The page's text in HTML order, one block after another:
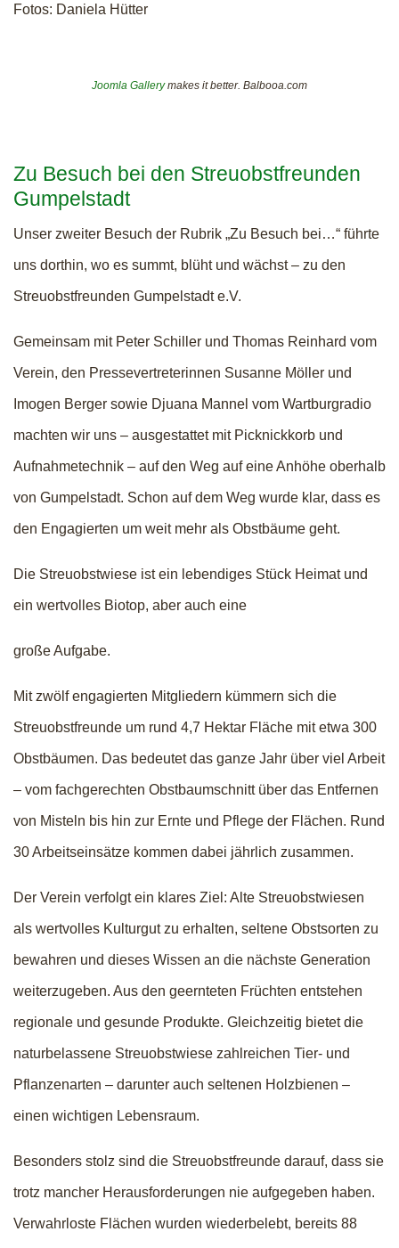
Fotos: Daniela Hütter
Joomla Gallerymakes it better. Balbooa.com
Zu Besuch bei den Streuobstfreunden
Gumpelstadt
Unser zweiter Besuch der Rubrik „Zu Besuch bei…“ führte
uns dorthin, wo es summt, blüht und wächst – zu den
Streuobstfreunden Gumpelstadt e.V.
Gemeinsam mit Peter Schiller und Thomas Reinhard vom
Verein, den Pressevertreterinnen Susanne Möller und
Imogen Berger sowie Djuana Mannel vom Wartburgradio
machten wir uns – ausgestattet mit Picknickkorb und
Aufnahmetechnik – auf den Weg auf eine Anhöhe oberhalb
von Gumpelstadt. Schon auf dem Weg wurde klar, dass es
den Engagierten um weit mehr als Obstbäume geht.
Die Streuobstwiese ist ein lebendiges Stück Heimat und
ein wertvolles Biotop, aber auch eine
große Aufgabe.
Mit zwölf engagierten Mitgliedern kümmern sich die
Streuobstfreunde um rund 4,7 Hektar Fläche mit etwa 300
Obstbäumen. Das bedeutet das ganze Jahr über viel Arbeit
– vom fachgerechten Obstbaumschnitt über das Entfernen
von Misteln bis hin zur Ernte und Pflege der Flächen. Rund
30 Arbeitseinsätze kommen dabei jährlich zusammen.
Der Verein verfolgt ein klares Ziel: Alte Streuobstwiesen
als wertvolles Kulturgut zu erhalten, seltene Obstsorten zu
bewahren und dieses Wissen an die nächste Generation
weiterzugeben. Aus den geernteten Früchten entstehen
regionale und gesunde Produkte. Gleichzeitig bietet die
naturbelassene Streuobstwiese zahlreichen Tier- und
Pflanzenarten – darunter auch seltenen Holzbienen –
einen wichtigen Lebensraum.
Besonders stolz sind die Streuobstfreunde darauf, dass sie
trotz mancher Herausforderungen nie aufgegeben haben.
Verwahrloste Flächen wurden wiederbelebt, bereits 88